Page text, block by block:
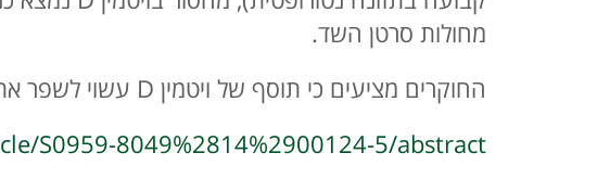
מחולות סרטן השד.
החוקרים מציעים כי תוסף של ויטמין D עשוי לשפר את הפרוגנוזה בקרב חולי סרטן.
S0959-8049%2814%2900124-5/abstract